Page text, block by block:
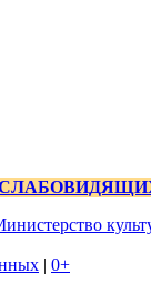
| 0+